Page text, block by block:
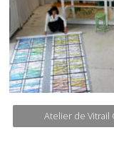
Atelier de Vitrail